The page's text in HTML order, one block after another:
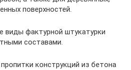
поверхностей.
виды фактурной штукатурки
составами.
конструкций из бетона